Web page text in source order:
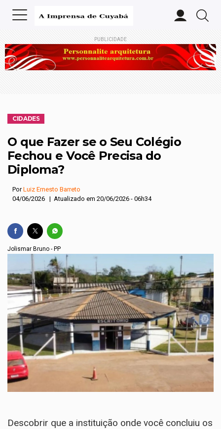
PUBLICIDADE
CIDADES
O que Fazer se o Seu Colégio
Fechou e Você Precisa do
Diploma?
PorLuiz Ernesto Barreto
04/06/2026 | Atualizado em 20/06/2026 - 06h34
Jolismar Bruno - PP
Descobrir que a instituição onde você concluiu os